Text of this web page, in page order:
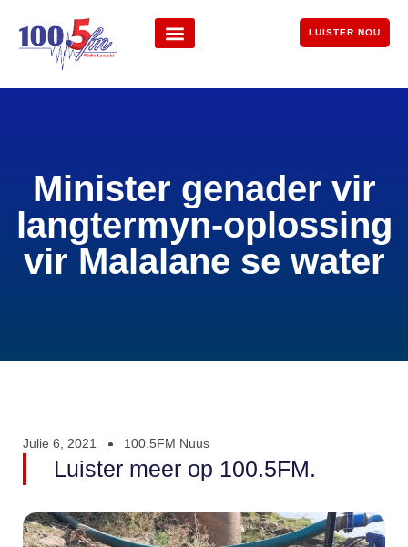
LUISTER NOU
Minister genader vir
langtermyn-oplossing
vir Malalane se water
Julie 6, 2021 100.5FM Nuus
Luister meer op 100.5FM.